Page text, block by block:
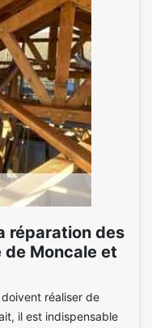
réparation des
Moncale et
réaliser de
il est indispensable